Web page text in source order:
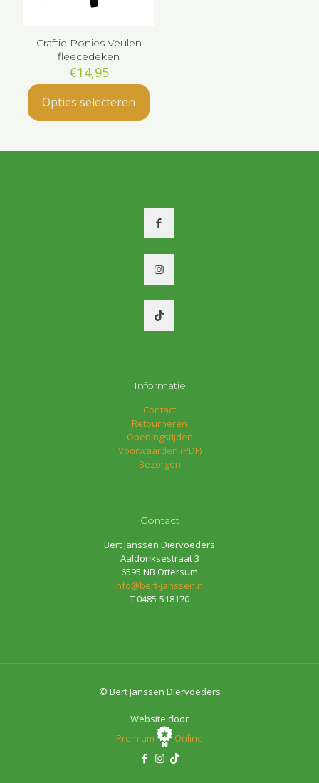
Craftie Ponies Veulen
fleecedeken
€14,95
Opties selecteren
Dit
product
meerdere
Informatie
Contact
Retourneren
Openingstijden
Voorwaarden (PDF)
Bezorgen
Contact
Bert Janssen Diervoeders
Aaldonksestraat 3
6595 NB Ottersum
info@bert-janssen.nl
T 0485-518170
© Bert Janssen Diervoeders
Website door
Premium
Online